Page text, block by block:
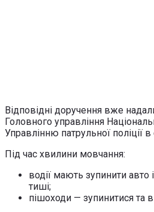
Відповідні доручення вже
Головного управління
Управлінню патрульної поліції в
Під час хвилини мовчання:
водії мають зупинити авто
тиші;
пішоходи — зупинитися та